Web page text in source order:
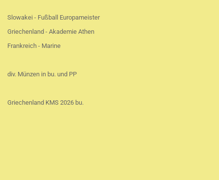
Slowakei - Fußball Europameister
Griechenland - Akademie Athen
Frankreich - Marine
div. Münzen in bu. und PP
Griechenland KMS 2026 bu.